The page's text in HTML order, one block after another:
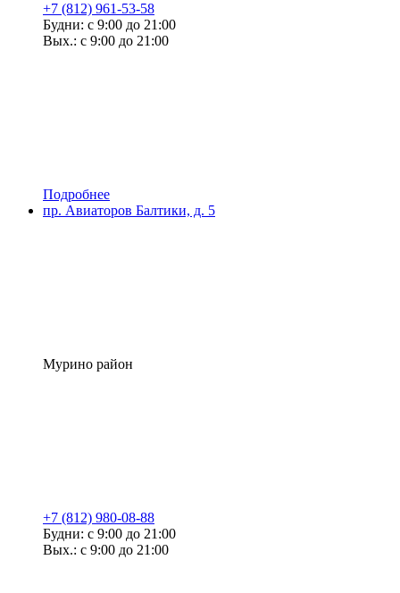
+7 (812) 961-53-58
Будни: с 9:00 до 21:00
Вых.: с 9:00 до 21:00
Подробнее
пр. Авиаторов Балтики, д. 5
Мурино район
+7 (812) 980-08-88
Будни: с 9:00 до 21:00
Вых.: с 9:00 до 21:00